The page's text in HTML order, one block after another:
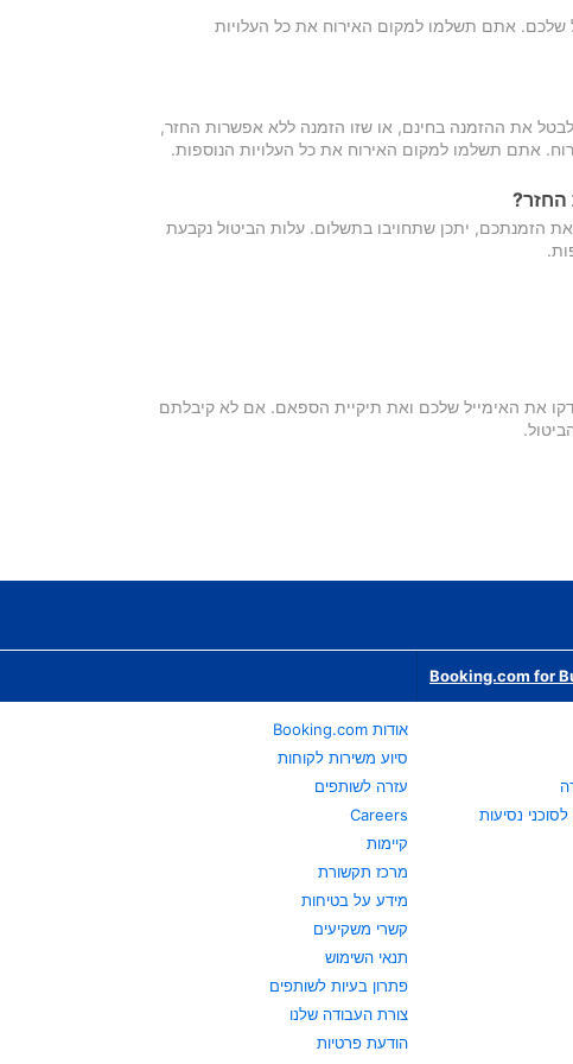
שלכם. אתם תשלמו למקום האירוח את כל העלויות
את ההזמנה בחינם, או שזו הזמנה ללא אפשרות החזר,
אתם תשלמו למקום האירוח את כל העלויות הנוספות.
הזמנתכם, יתכן שתחויבו בתשלום. עלות הביטול נקבעת
את האימייל שלכם ואת תיקיית הספאם. אם לא קיבלתם
Booking.com for
אודות Booking.com
סיוע משירות לקוחות
עזרה לשותפים
Careers
קיימות
מרכז תקשורת
מידע על בטיחות
קשרי משקיעים
תנאי השימוש
פתרון בעיות לשותפים
צורת העבודה שלנו
הודעת פרטיות